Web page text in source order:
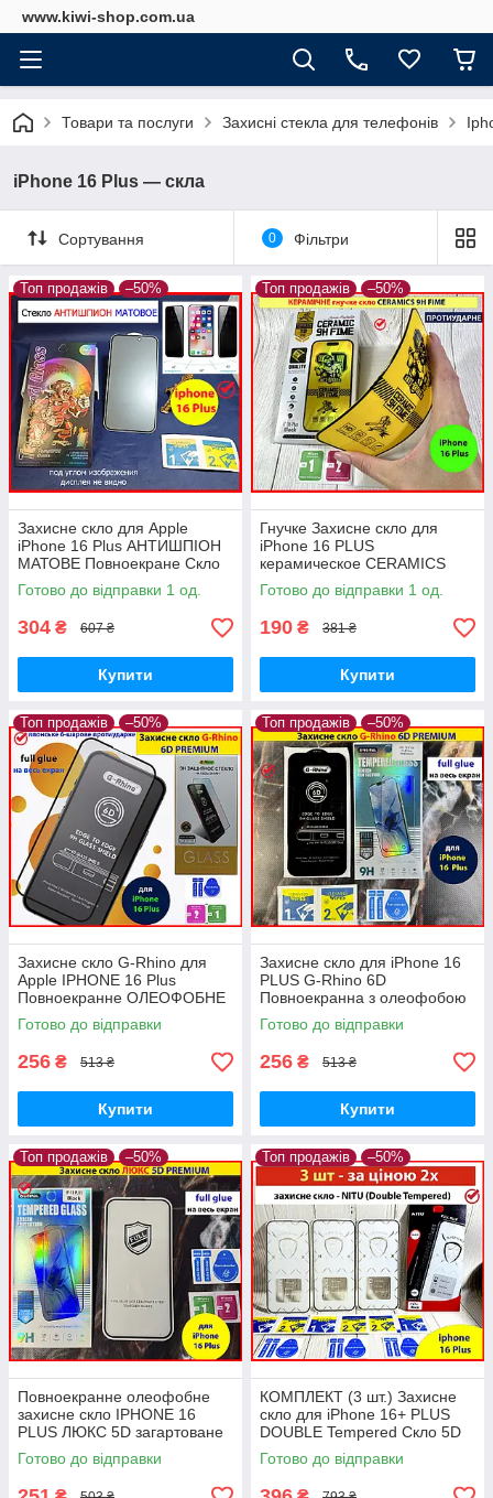
www.kiwi-shop.com.ua
Товари та послуги Захисні стекла для телефонів
iPhone 16 Plus — скла
Сортування 0 Фільтри
Топ продажів –50%
Захисне скло для Apple
iPhone 16 Plus АНТИШПІОН
МАТОВЕ Повноекране Скло
Privacy 5D на айфон 16+
плюс
Готово до відправки 1 од.
304 ₴ 607 ₴
Купити
Топ продажів –50%
Гнучке Захисне скло для
iPhone 16 PLUS
керамическое CERAMICS
протиударне керамічна
плівка на айфон 16+ ПЛЮС
Готово до відправки 1 од.
190 ₴ 381 ₴
Купити
Топ продажів –50%
Захисне скло G-Rhino для
Apple IPHONE 16 Plus
Повноекранне ОЛЕОФОБНЕ
6D Premium скло на айфон
16+ плюс заокруглене
Готово до відправки
256 ₴ 513 ₴
Купити
Топ продажів –50%
Захисне скло для iPhone 16
PLUS G-Rhino 6D
Повноекранна з олеофобою
склозасне на айфон 16+
ПЛЮС
Готово до відправки
256 ₴ 513 ₴
Купити
Топ продажів –50%
Повноекранне олеофобне
захисне скло IPHONE 16
PLUS ЛЮКС 5D загартоване
протиударне стекло для
айфон 16+ плюс
Готово до відправки
Топ продажів –50%
КОМПЛЕКТ (3 шт.) Захисне
скло для iPhone 16+ PLUS
DOUBLE Tempered Скло 5D
для екрана айфон 16+ плюс
Готово до відправки